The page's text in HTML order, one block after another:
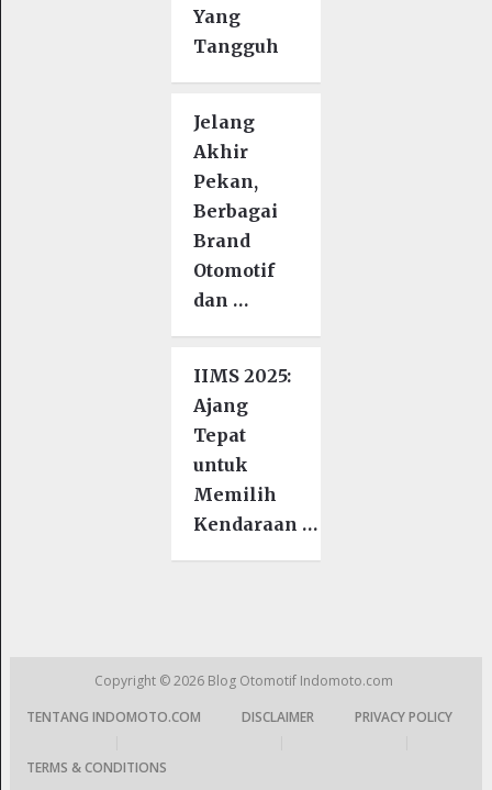
Yang
Tangguh
Jelang
Akhir
Pekan,
Berbagai
Brand
Otomotif
dan …
IIMS 2025:
Ajang
Tepat
untuk
Memilih
Kendaraan …
Copyright © 2026 Blog Otomotif Indomoto.com
TENTANG INDOMOTO.COM
DISCLAIMER
PRIVACY POLICY
TERMS & CONDITIONS